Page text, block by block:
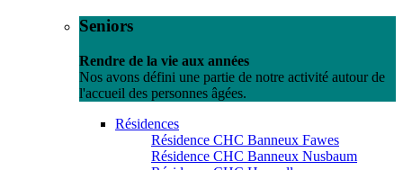
Seniors
Rendre de la vie aux années
Nos avons défini une partie de notre activité autour de
l'accueil des personnes âgées.
Résidences
Résidence CHC Banneux Fawes
Résidence CHC Banneux Nusbaum